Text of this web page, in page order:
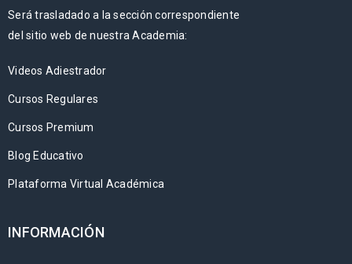
Será trasladado a la sección correspondiente
del sitio web de nuestra Academia:
Videos Adiestrador
Cursos Regulares
Cursos Premium
Blog Educativo
Plataforma Virtual Académica
INFORMACIÓN